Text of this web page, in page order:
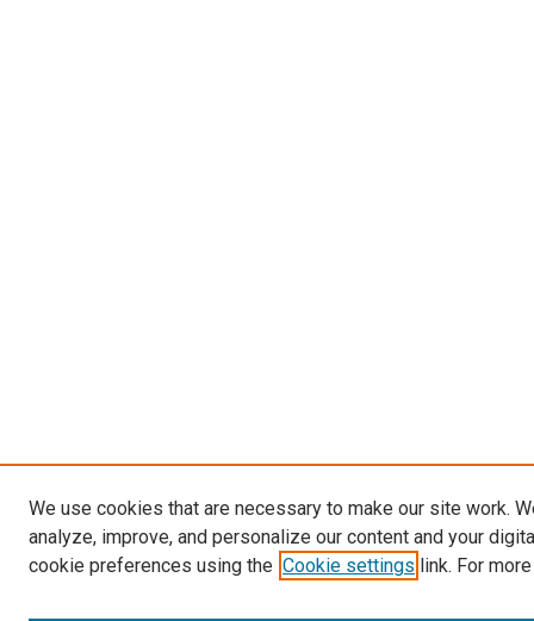
We use cookies that are necessary to make our site work.
analyze, improve, and personalize our content and your
cookie preferences using the Cookie settings link. For